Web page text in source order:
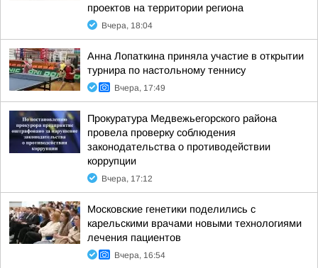
проектов на территории региона
Вчера, 18:04
Анна Лопаткина приняла участие в открытии
турнира по настольному теннису
Вчера, 17:49
Прокуратура Медвежьегорского района
провела проверку соблюдения
законодательства о противодействии
коррупции
Вчера, 17:12
Московские генетики поделились с
карельскими врачами новыми технологиями
лечения пациентов
Вчера, 16:54